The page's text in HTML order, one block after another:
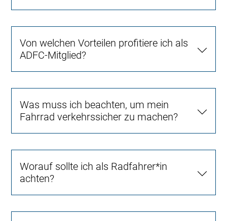
Von welchen Vorteilen profitiere ich als
ADFC-Mitglied?
Was muss ich beachten, um mein
Fahrrad verkehrssicher zu machen?
Worauf sollte ich als Radfahrer*in
achten?